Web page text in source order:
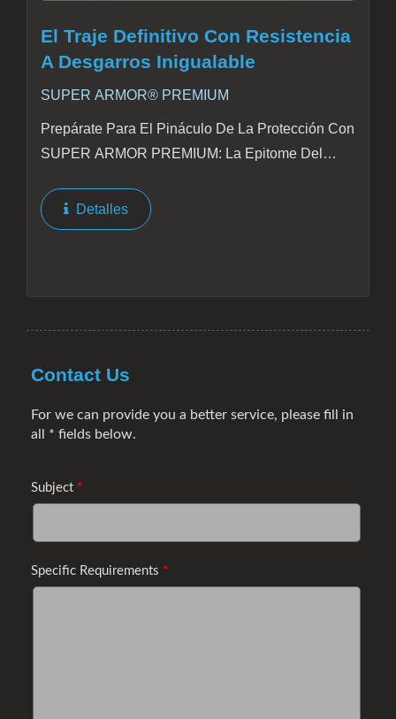
El Traje Definitivo Con Resistencia
A Desgarros Inigualable
SUPER ARMOR® PREMIUM
Prepárate Para El Pináculo De La Protección Con
SUPER ARMOR PREMIUM: La Epitome Del
La Resistencia Y Durabilidad, SUPER ARMOR
PREMIUM Se Erige Como Un Formidable...
Detalles